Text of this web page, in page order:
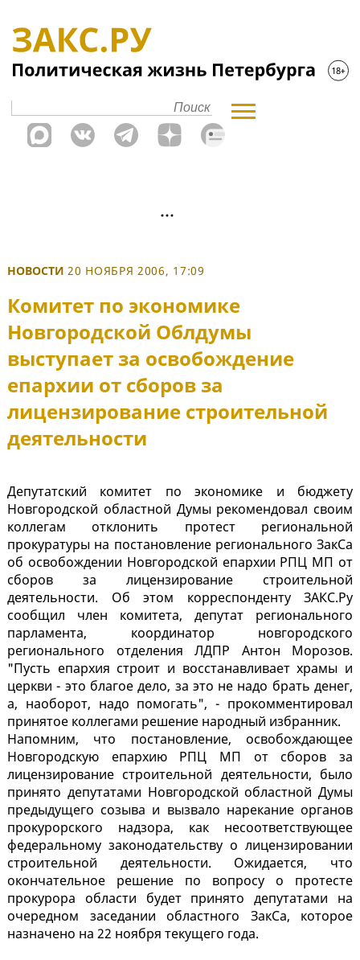
НОВОСТИ 20 НОЯБРЯ 2006, 17:09
Комитет по экономике
Новгородской Облдумы
выступает за освобождение
епархии от сборов за
лицензирование строительной
деятельности
Депутатский комитет по экономике и бюджету
Новгородской областной Думы рекомендовал своим
коллегам отклонить протест региональной
прокуратуры на постановление регионального ЗакСа
об освобождении Новгородской епархии РПЦ МП от
сборов за лицензирование строительной
деятельности. Об этом корреспонденту ЗАКС.Ру
сообщил член комитета, депутат регионального
парламента, координатор новгородского
регионального отделения ЛДПР Антон Морозов.
"Пусть епархия строит и восстанавливает храмы и
церкви - это благое дело, за это не надо брать денег,
а, наоборот, надо помогать", - прокомментировал
принятое коллегами решение народный избранник.
Напомним, что постановление, освобождающее
Новгородскую епархию РПЦ МП от сборов за
лицензирование строительной деятельности, было
принято депутатами Новгородской областной Думы
предыдущего созыва и вызвало нарекание органов
прокурорского надзора, как несоответствующее
федеральному законодательству о лицензировании
строительной деятельности. Ожидается, что
окончательное решение по вопросу о протесте
прокурора области будет принято депутатами на
очередном заседании областного ЗакСа, которое
назначено на 22 ноября текущего года.